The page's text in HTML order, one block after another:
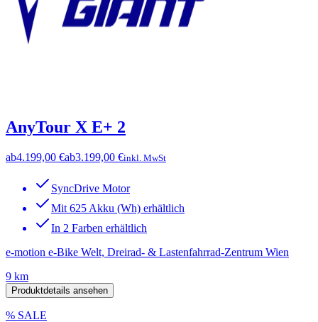
AnyTour X E+ 2
ab4.199,00 €ab3.199,00 €inkl. MwSt
SyncDrive Motor
Mit 625 Akku (Wh) erhältlich
In 2 Farben erhältlich
e-motion e-Bike Welt, Dreirad- & Lastenfahrrad-Zentrum Wien
9 km
Produktdetails ansehen
% SALE